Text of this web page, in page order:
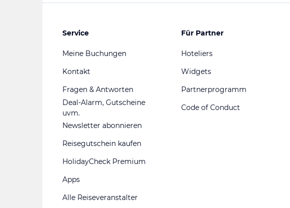
Service
Meine Buchungen
Kontakt
Fragen & Antworten
Deal-Alarm, Gutscheine
uvm.
Newsletter abonnieren
Reisegutschein kaufen
HolidayCheck Premium
Apps
Alle Reiseveranstalter
Für Partner
Hoteliers
Widgets
Partnerprogramm
Code of Conduct